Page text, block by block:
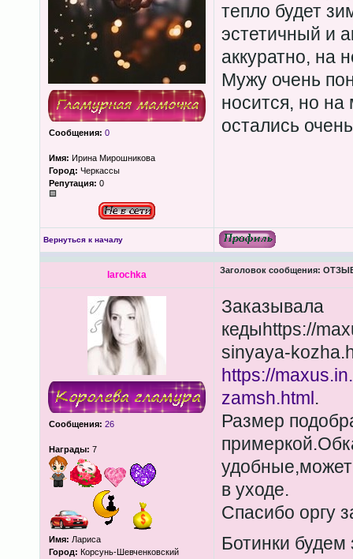
Сообщения: 0
Имя: Ирина Мирошникова
Город: Черкассы
Репутация: 0
тепло будет
эстетичный и
аккуратно, на
Мужу очень
носится, но
остались
Вернуться к началу
larochka Заголовок сообщения:
Сообщения: 26
Награды: 7
Имя: Лариса
Город: Корсунь-Шевченковский
Заказывала
кедыhttps://
sinyaya-
https://
zamsh.html.
Размер
в уходе.
Спасибо оргу
Ботинки будем